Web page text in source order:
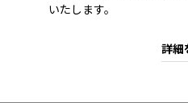
いたします。
詳細